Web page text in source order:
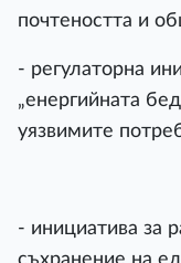
почтеността и
- регулаторна
„енергийната
уязвимите
- инициатива за
съхранение на